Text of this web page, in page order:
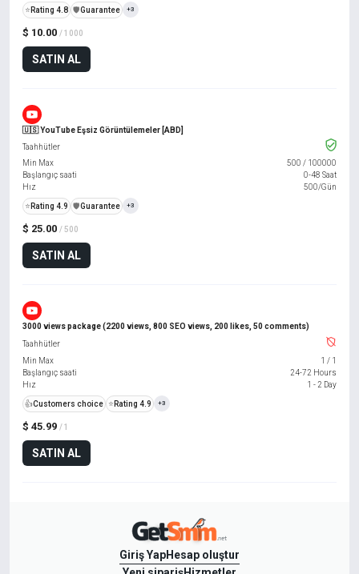
$ 10.00 / 1000
SATIN AL
⭐ Rating 4.8 ️🛡️Guarantee +3
🇺🇸 YouTube Eşsiz Görüntülemeler [ABD]
$ 25.00 / 500
SATIN AL
Taahhütler
Min Max
500 / 100000
Başlangıç saati
0-48 Saat
Hız
500/Gün
⭐ Rating 4.9 ️🛡️Guarantee +3
3000 views package (2200 views, 800 SEO views, 200 likes, 50 comments)
$ 45.99 / 1
SATIN AL
Taahhütler
Min Max
1 / 1
Başlangıç saati
24-72 Hours
Hız
1 - 2 Day
👍Customers choice ⭐ Rating 4.9 +3
Giriş YapHesap oluştur